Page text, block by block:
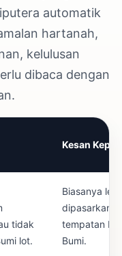
automatik
hartanah,
kelulusan
dibaca dengan
Kesan
tidak
lot.
Biasanya
dipasarkan
tempatan
Bumi.